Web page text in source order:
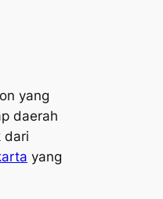
yang
daerah
dari
yang